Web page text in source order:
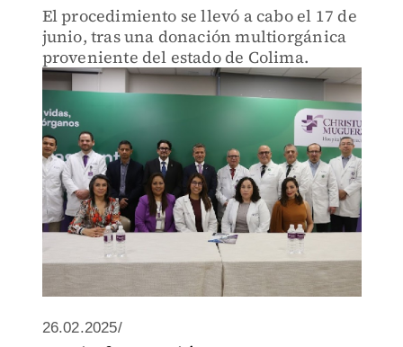
El procedimiento se llevó a cabo el 17 de
junio, tras una donación multiorgánica
proveniente del estado de Colima.
26.02.2025/